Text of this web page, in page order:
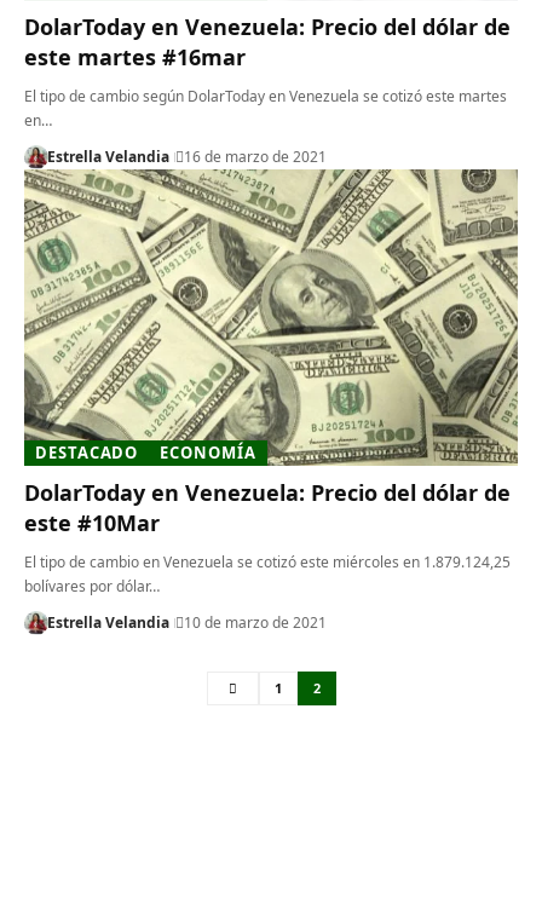
DolarToday en Venezuela: Precio del dólar de
este martes #16mar
El tipo de cambio según DolarToday en Venezuela se cotizó este martes
en…
Estrella Velandia
16 de marzo de 2021
DESTACADO ECONOMÍA
DolarToday en Venezuela: Precio del dólar de
este #10Mar
El tipo de cambio en Venezuela se cotizó este miércoles en 1.879.124,25
bolívares por dólar…
Estrella Velandia
10 de marzo de 2021
1 2